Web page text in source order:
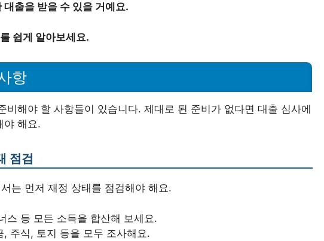
출을 받을 수 있을 거예요.
쉽게 알아보세요.
항
비해야 할 사항들이 있습니다. 제대로 된 준비가 없다면 대출 심사에
야 해요.
점검
는 먼저 재정 상태를 점검해야 해요.
스 등 모든 소득을 합산해 보세요.
주식, 토지 등을 모두 조사해요.